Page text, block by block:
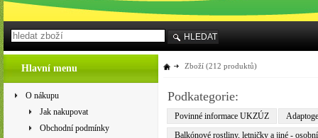
Hlavní menu
O nákupu
Jak nakupovat
Obchodní podmínky
Zboží (212 produktů)
Podkategorie:
Povinné informace UKZÚZ
Balkónové rostliny, letničky a jiné -
HLEDAT